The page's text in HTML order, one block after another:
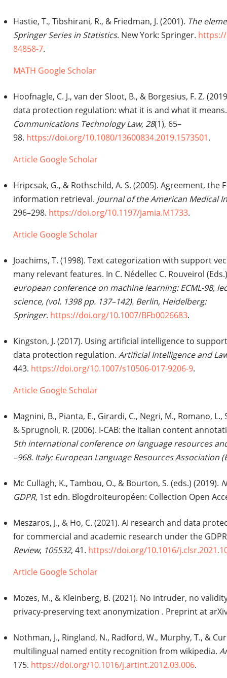
Hastie, T., Tibshirani, R., & Friedman, J. (2001). The
Springer Series in Statistics. New York: Springer. https://
84858-7.
MATH Google Scholar
Hoofnagle, C. J., van der Sloot, B., & Borgesius, F. Z.
data protection regulation: what it is and what it
Communications Technology Law, 28(1), 65–
98. https://doi.org/10.1080/13600834.2019.1573501.
Article Google Scholar
Hripcsak, G., & Rothschild, A. S. (2005). Agreement, the
information retrieval. Journal of the American Medical
296–298. https://doi.org/10.1197/jamia.M1733.
Article Google Scholar
Joachims, T. (1998). Text categorization with support
many relevant features. In C. Nédellec C. Rouveirol
european conference on machine learning: ECML-98,
science, (vol. 1398 pp. 137–142). Berlin, Heidelberg:
Springer. https://doi.org/10.1007/BFb0026683.
Kingston, J. (2017). Using artificial intelligence to
data protection regulation. Artificial Intelligence and
443. https://doi.org/10.1007/s10506-017-9206-9.
Article Google Scholar
Magnini, B., Pianta, E., Girardi, C., Negri, M., Romano, L.,
& Sprugnoli, R. (2006). I-CAB: the italian content
5th international conference on language resources and
–968. Italy: European Language Resources Association
Mc Cullagh, K., Tambou, O., & Bourton, S. (eds.) (2019).
GDPR, 1st edn. Blogdroiteuropéen: Collection Open
Meszaros, J., & Ho, C. (2021). AI research and data
for commercial and academic research under the
Review, 105532, 41. https://doi.org/10.1016/
Article Google Scholar
Mozes, M., & Kleinberg, B. (2021). No intruder, no
privacy-preserving text anonymization . Preprint at
Nothman, J., Ringland, N., Radford, W., Murphy, T., &
multilingual named entity recognition from wikipedia.
175. https://doi.org/10.1016/j.artint.2012.03.006.